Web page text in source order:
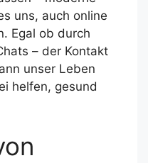
uns, auch online
Egal ob durch
– der Kontakt
unser Leben
helfen, gesund